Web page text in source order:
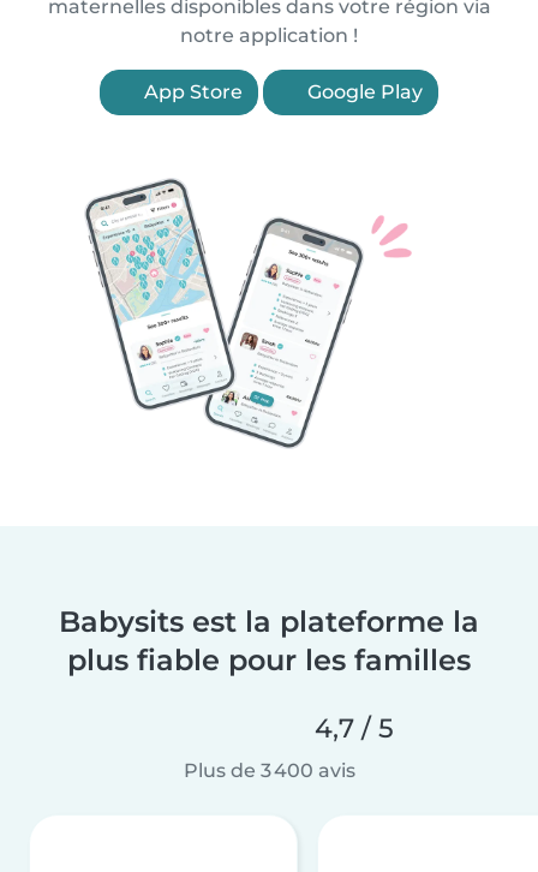
maternelles disponibles dans votre région via
notre application !
App Store Google Play
Babysits est la plateforme la
plus fiable pour les familles
4,7 / 5
Plus de 3 400 avis